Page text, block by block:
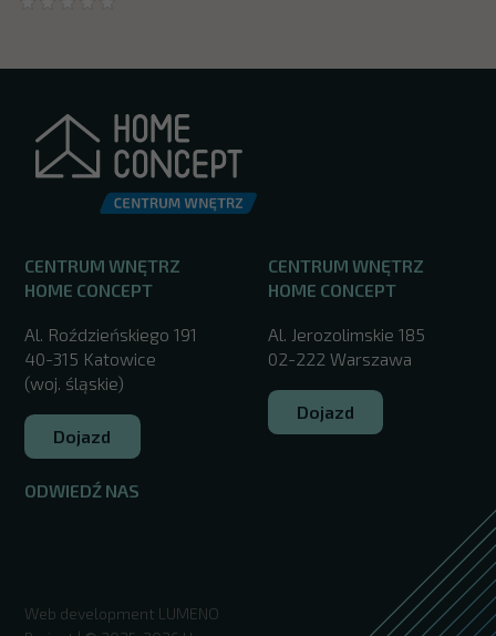
CENTRUM WNĘTRZ
HOME CONCEPT
Al. Roździeńskiego 191
40-315 Katowice
(woj. śląskie)
Dojazd
ODWIEDŹ NAS
CENTRUM WNĘTRZ
HOME CONCEPT
Al. Jerozolimskie 185
02-222 Warszawa
Dojazd
Web development LUMENO